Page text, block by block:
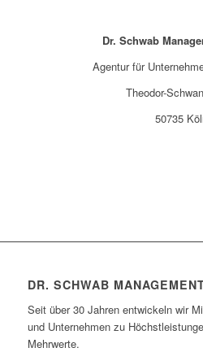
Dr. Schwab
Agentur für
Theodor-
50735
DR. SCHWAB
Seit über 30 Jahren entwickeln wir
und Unternehmen zu
Mehrwerte.